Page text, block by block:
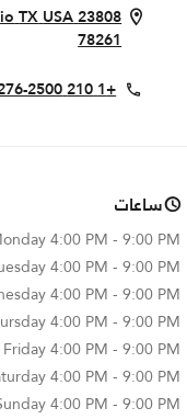
23808 Resort Parkway
TXUSA
78261
Window
+1 210 276-2500
ساعات
4:00 PM - 9:00 PM
4:00 PM - 9:00 PM
4:00 PM - 9:00 PM
4:00 PM - 9:00 PM
Friday4:00 PM - 9:00 PM
4:00 PM - 9:00 PM
4:00 PM - 9:00 PM